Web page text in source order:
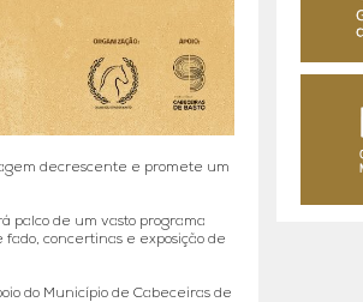
decrescente e promete um
palco de um vasto programa
concertinas e exposição de
do Município de Cabeceiras de